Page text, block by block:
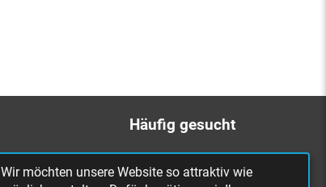
Häufig gesucht
Bürgerbüro
Wir möchten unsere Website so attraktiv wie